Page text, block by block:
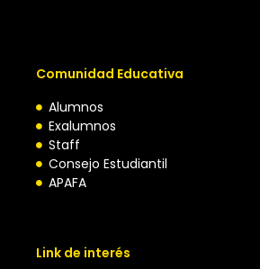
Comunidad Educativa
Alumnos
Exalumnos
Staff
Consejo Estudiantil
APAFA
Link de interés